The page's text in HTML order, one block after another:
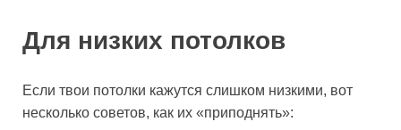
Для низких потолков
Если твои потолки кажутся слишком низкими, вот
несколько советов, как их «приподнять»: